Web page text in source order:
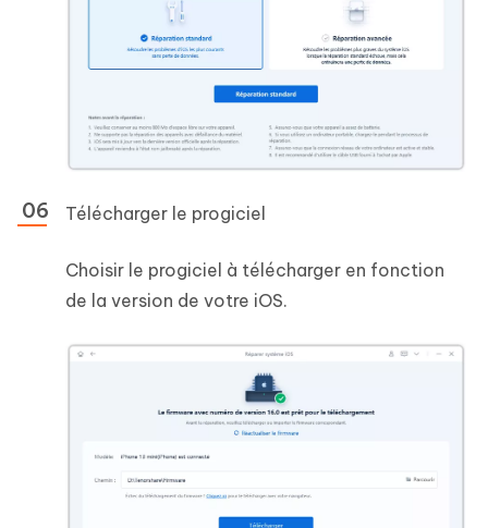
Télécharger le progiciel
Choisir le progiciel à télécharger en fonction
de la version de votre iOS.